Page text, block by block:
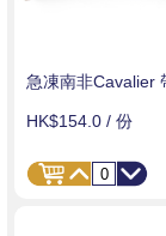
急凍南非Cavalier
HK$154.0 / 份